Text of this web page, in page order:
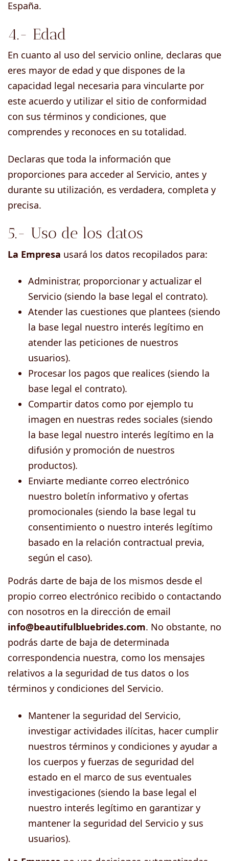
España.
4.- Edad
En cuanto al uso del servicio online, declaras que
eres mayor de edad y que dispones de la
capacidad legal necesaria para vincularte por
este acuerdo y utilizar el sitio de conformidad
con sus términos y condiciones, que
comprendes y reconoces en su totalidad.
Declaras que toda la información que
proporciones para acceder al Servicio, antes y
durante su utilización, es verdadera, completa y
precisa.
5.- Uso de los datos
La Empresa usará los datos recopilados para:
Administrar, proporcionar y actualizar el
Servicio (siendo la base legal el contrato).
Atender las cuestiones que plantees (siendo
la base legal nuestro interés legítimo en
atender las peticiones de nuestros
usuarios).
Procesar los pagos que realices (siendo la
base legal el contrato).
Compartir datos como por ejemplo tu
imagen en nuestras redes sociales (siendo
la base legal nuestro interés legítimo en la
difusión y promoción de nuestros
productos).
Enviarte mediante correo electrónico
nuestro boletín informativo y ofertas
promocionales (siendo la base legal tu
consentimiento o nuestro interés legítimo
basado en la relación contractual previa,
según el caso).
Podrás darte de baja de los mismos desde el
propio correo electrónico recibido o contactando
con nosotros en la dirección de email
info@beautifulbluebrides.com. No obstante, no
podrás darte de baja de determinada
correspondencia nuestra, como los mensajes
relativos a la seguridad de tus datos o los
términos y condiciones del Servicio.
Mantener la seguridad del Servicio,
investigar actividades ilícitas, hacer cumplir
nuestros términos y condiciones y ayudar a
los cuerpos y fuerzas de seguridad del
estado en el marco de sus eventuales
investigaciones (siendo la base legal el
nuestro interés legítimo en garantizar y
mantener la seguridad del Servicio y sus
usuarios).